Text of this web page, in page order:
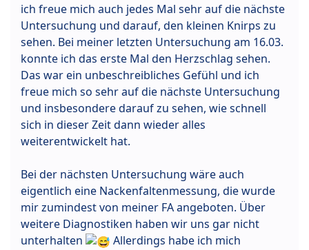
ich freue mich auch jedes Mal sehr auf die nächste
Untersuchung und darauf, den kleinen Knirps zu
sehen. Bei meiner letzten Untersuchung am 16.03.
konnte ich das erste Mal den Herzschlag sehen.
Das war ein unbeschreibliches Gefühl und ich
freue mich so sehr auf die nächste Untersuchung
und insbesondere darauf zu sehen, wie schnell
sich in dieser Zeit dann wieder alles
weiterentwickelt hat.
Bei der nächsten Untersuchung wäre auch
eigentlich eine Nackenfaltenmessung, die wurde
mir zumindest von meiner FA angeboten. Über
weitere Diagnostiken haben wir uns gar nicht
unterhalten
Allerdings habe ich mich